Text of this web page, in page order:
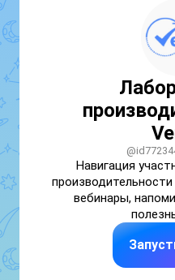
Навигация
вебинары,